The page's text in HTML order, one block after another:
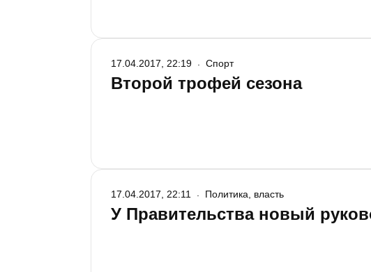
Второй трофей сезона
17.04.2017, 22:19 Спорт
У Правительства новый
17.04.2017, 22:11 Политика, власть